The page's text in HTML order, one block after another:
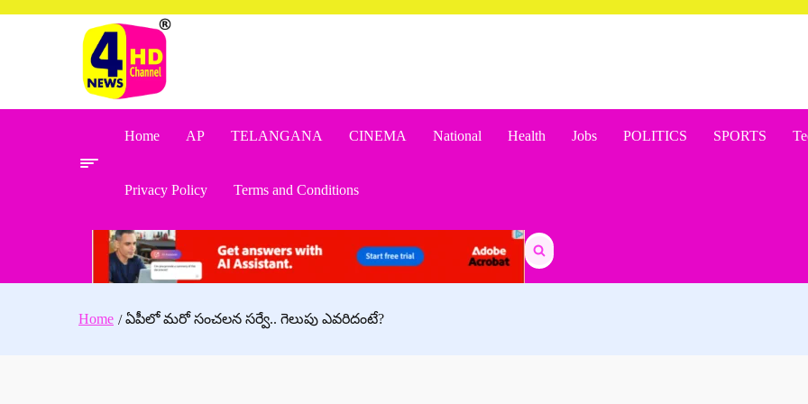
Home AP TELANGANA CINEMA National Health Jobs POLITICS SPORTS
Privacy Policy Terms and Conditions
Search
for:
Home ఏపీలో మరో సంచలన సర్వే.. గెలుపు ఎవరిదంటే?